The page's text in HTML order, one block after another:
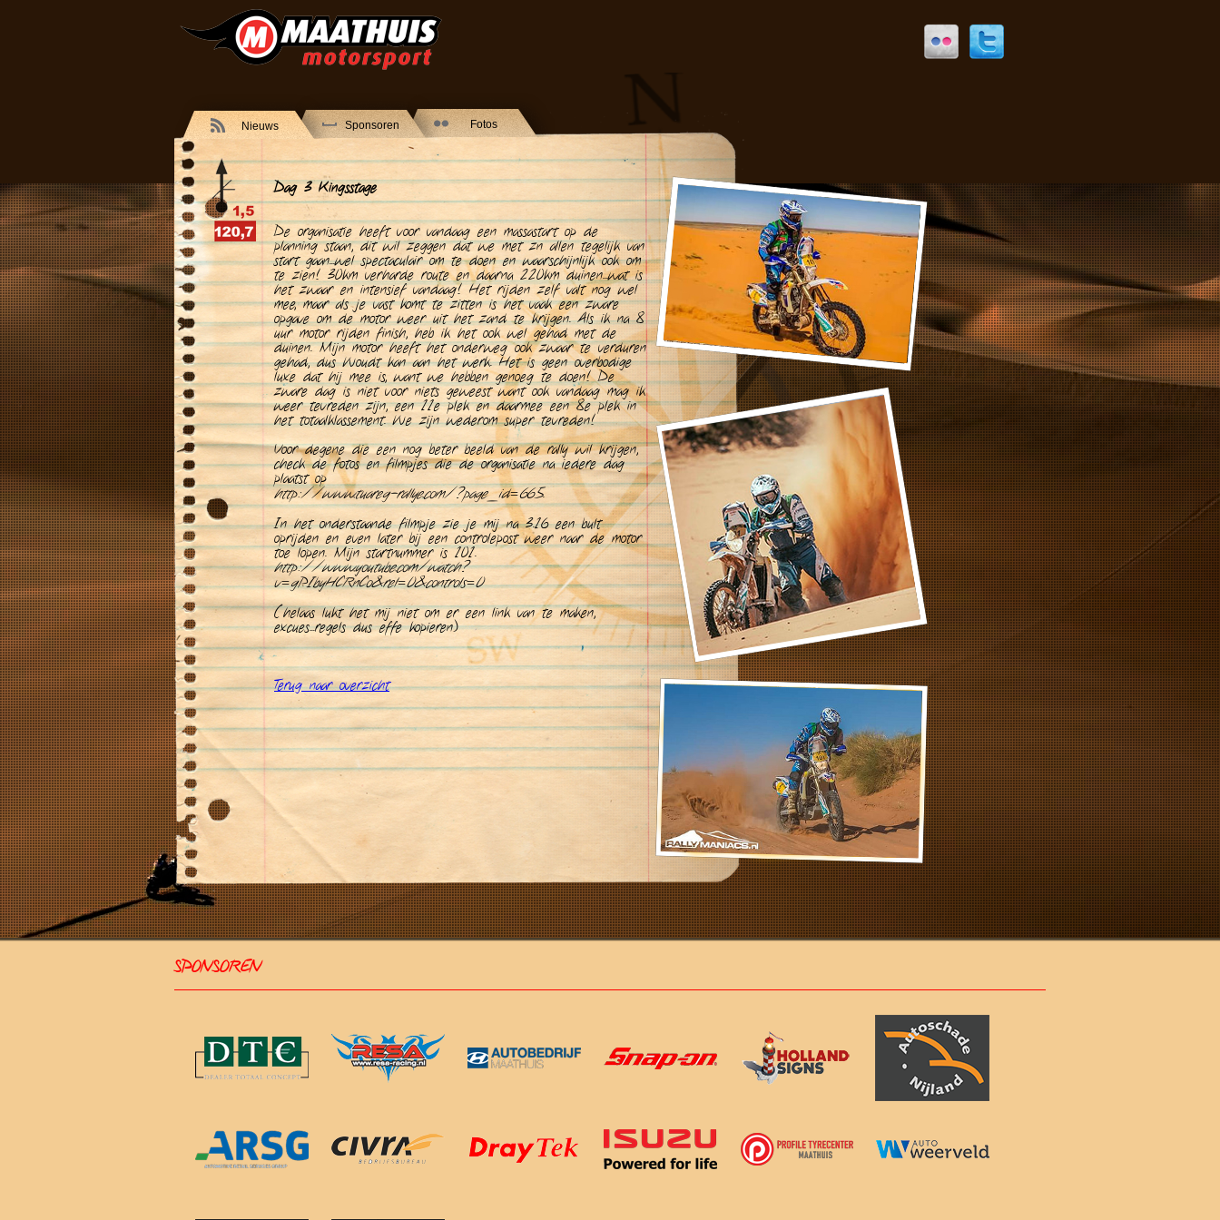
Nieuws Sponsoren Fotos
Dag 3 Kingsstage
De organisatie heeft voor vandaag een massastart op de
planning staan, dit wil zeggen dat we met zn allen tegelijk van
start gaan...wel spectaculair om te doen en waarschijnlijk ook om
te zien! 30km verharde route en daarna 220km duinen...wat is
het zwaar en intensief vandaag! Het rijden zelf valt nog wel
mee, maar als je vast komt te zitten is het vaak een zware
opgave om de motor weer uit het zand te krijgen. Als ik na 8
uur motor rijden finish, heb ik het ook wel gehad met de
duinen. Mijn motor heeft het onderweg ook zwaar te verduren
gehad, dus Woudt kan aan het werk. Het is geen overbodige
luxe dat hij mee is, want we hebben genoeg te doen! De
zware dag is niet voor niets geweest want ook vandaag mag ik
weer tevreden zijn, een 11e plek en daarmee een 8e plek in
het totaalklassement. We zijn wederom super tevreden!
Voor degene die een nog beter beeld van de rally wil krijgen,
check de fotos en filmpjes die de organisatie na iedere dag
plaatst op
http://www.tuareg-rallye.com/?page_id=665.
In het onderstaande filmpje zie je mij na 3.16 een bult
oprijden en even later bij een controlepost weer naar de motor
toe lopen. Mijn startnummer is 101.
http://www.youtube.com/watch?
v=gPIbyHCRnCo&rel=0&controls=0
(helaas lukt het mij niet om er een link van te maken,
excues...regels dus effe kopieren)
Terug naar overzicht
SPONSOREN